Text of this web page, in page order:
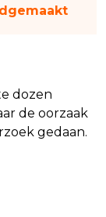
dozen
de oorzaak
gedaan.